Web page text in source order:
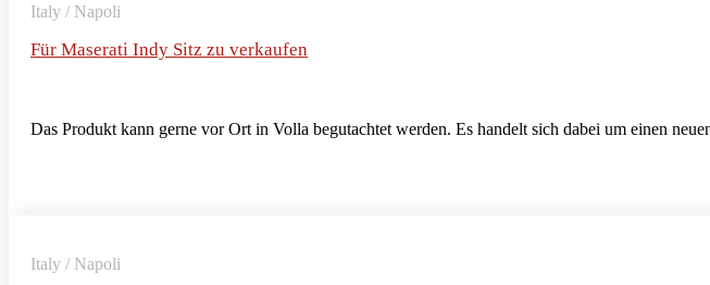
Italy / Napoli
Für Maserati Indy Sitz zu verkaufen
Das Produkt kann gerne vor Ort in Volla begutachtet werden. Es handelt sich dabei um einen
Italy / Napoli